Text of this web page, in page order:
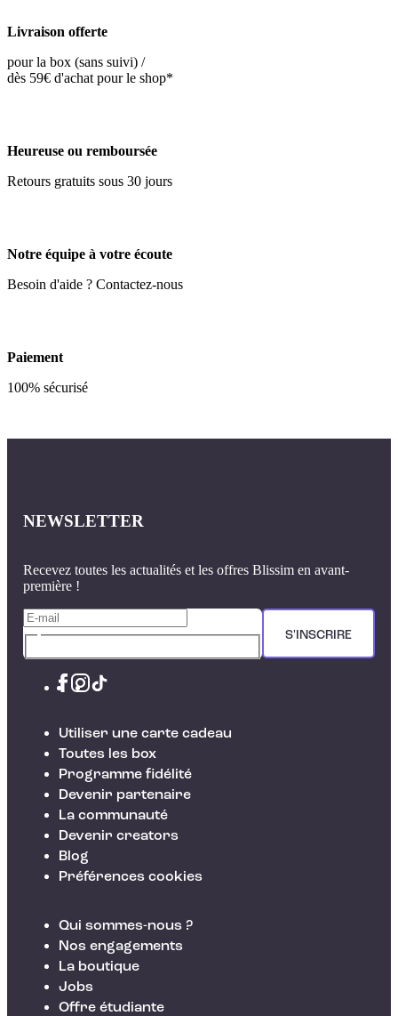
Livraison offerte
pour la box (sans suivi) /
dès 59€ d'achat pour le shop*
Heureuse ou remboursée
Retours gratuits sous 30 jours
Notre équipe à votre écoute
Besoin d'aide ? Contactez-nous
Paiement
100% sécurisé
NEWSLETTER
Recevez toutes les actualités et les offres Blissim en avant-
première !
S'INSCRIRE
Utiliser une carte cadeau
Toutes les box
Programme fidélité
Devenir partenaire
La communauté
Devenir creators
Blog
Préférences cookies
Qui sommes-nous ?
Nos engagements
La boutique
Jobs
Offre étudiante